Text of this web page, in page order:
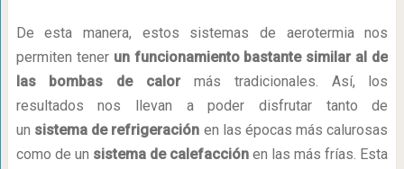
De esta manera, estos sistemas de aerotermia nos
permiten tenerun funcionamiento bastante similar al de
las bombas de calor más tradicionales. Así, los
resultados nos llevan a poder disfrutar tanto de
un sistema de refrigeración en las épocas más calurosas
como de un sistema de calefacción en las más frías. Esta